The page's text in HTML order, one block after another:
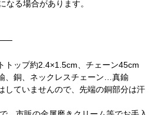
なる場合があります。
ップ約2.4×1.5cm、チェーン45cm
、銅、ネックレスチェーン…真鍮
ていませんので、先端の銅部分は汗